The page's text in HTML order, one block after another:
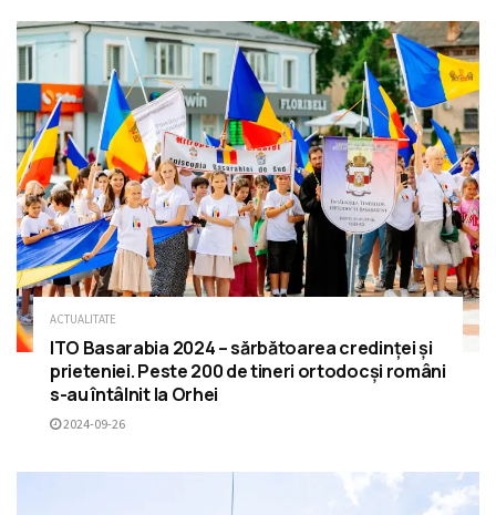
ACTUALITATE
ITO Basarabia 2024 – sărbătoarea credinței și
prieteniei. Peste 200 de tineri ortodocși români
s-au întâlnit la Orhei
2024-09-26